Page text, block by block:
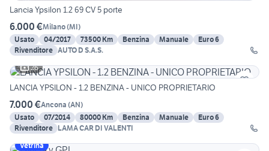
Lancia Ypsilon 1.2 69 CV 5 porte
6.000 €Milano(MI)
Usato
04/2017 73500 Km Benzina Manuale
Euro 6
Rivenditore AUTO D S.A.S.
26
LANCIA YPSILON - 1.2 BENZINA - UNICO PROPRIETARIO
7.000 €Ancona (AN)
Usato
07/2014 80000 Km Benzina Manuale
Euro 6
Rivenditore LAMA CAR DI VALENTI
Vetrina